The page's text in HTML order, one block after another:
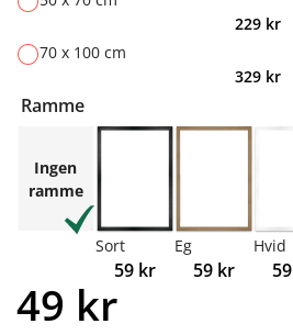
229 kr
70 x 100 cm
329 kr
Ramme
Ingen
ramme
Sort
59 kr
Eg
59 kr
Hvid
59
49 kr